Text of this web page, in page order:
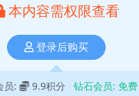
本内容需权限查看
登录后购买
员: 9.9积分 钻石会员: 免费